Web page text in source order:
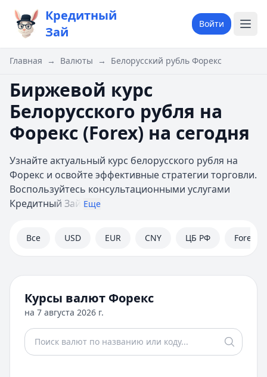
Кредитный
Зай
Войти
Главная → Валюты → Белорусский рубль Форекс
Биржевой курс
Белорусского рубля на
Форекс (Forex) на сегодня
Узнайте актуальный курс белорусского рубля на
Форекс и освойте эффективные стратегии торговли.
Воспользуйтесь консультационными услугами
Кредитный Зай Еще
Все USD EUR CNY ЦБ РФ Forex
Курсы валют Форекс
на 7 августа 2026 г.